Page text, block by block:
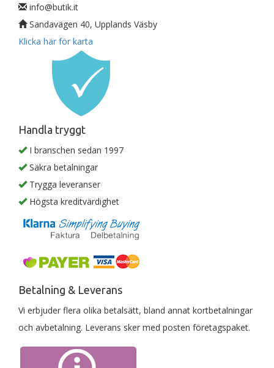
info@butik.it
Sandavägen 40, Upplands Väsby
Klicka här för karta
Handla tryggt
I branschen sedan 1997
Säkra betalningar
Trygga leveranser
Högsta kreditvärdighet
Betalning & Leverans
Vi erbjuder flera olika betalsätt, bland annat kortbetalningar
och avbetalning. Leverans sker med posten företagspaket.